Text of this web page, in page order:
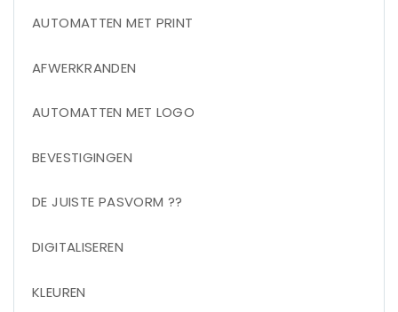
AUTOMATTEN MET PRINT
AFWERKRANDEN
AUTOMATTEN MET LOGO
BEVESTIGINGEN
DE JUISTE PASVORM ??
DIGITALISEREN
KLEUREN